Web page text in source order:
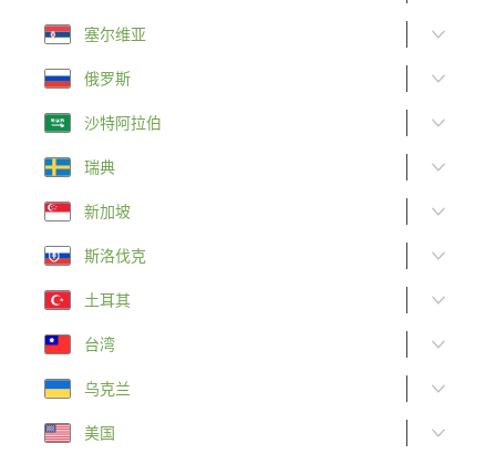
塞尔维亚
俄罗斯
沙特阿拉伯
瑞典
新加坡
斯洛伐克
土耳其
台湾
乌克兰
美国